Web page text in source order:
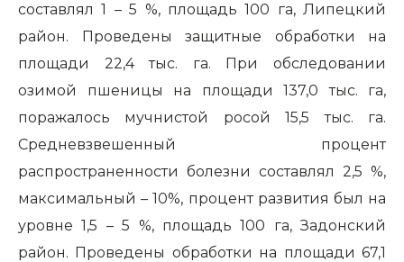
составлял 1 – 5 %, площадь 100 га, Липецкий
район. Проведены защитные обработки на
площади 22,4 тыс. га. При обследовании
озимой пшеницы на площади 137,0 тыс. га,
поражалось мучнистой росой 15,5 тыс. га.
Средневзвешенный процент
распространенности болезни составлял 2,5 %,
максимальный – 10%, процент развития был на
уровне 1,5 – 5 %, площадь 100 га, Задонский
район. Проведены обработки на площади 67,1